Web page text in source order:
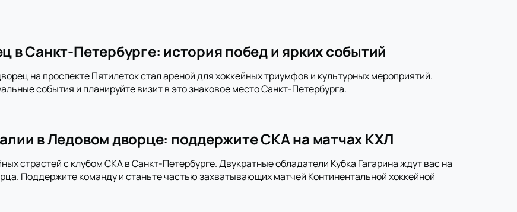
в Санкт-Петербурге: история побед и ярких событий
на проспекте Пятилеток стал ареной для хоккейных триумфов и культурных мероприятий.
события и планируйте визит в это знаковое место Санкт-Петербурга.
в Ледовом дворце: поддержите СКА на матчах КХЛ
страстей с клубом СКА в Санкт-Петербурге. Двукратные обладатели Кубка Гагарина ждут вас на
Поддержите команду и станьте частью захватывающих матчей Континентальной хоккейной